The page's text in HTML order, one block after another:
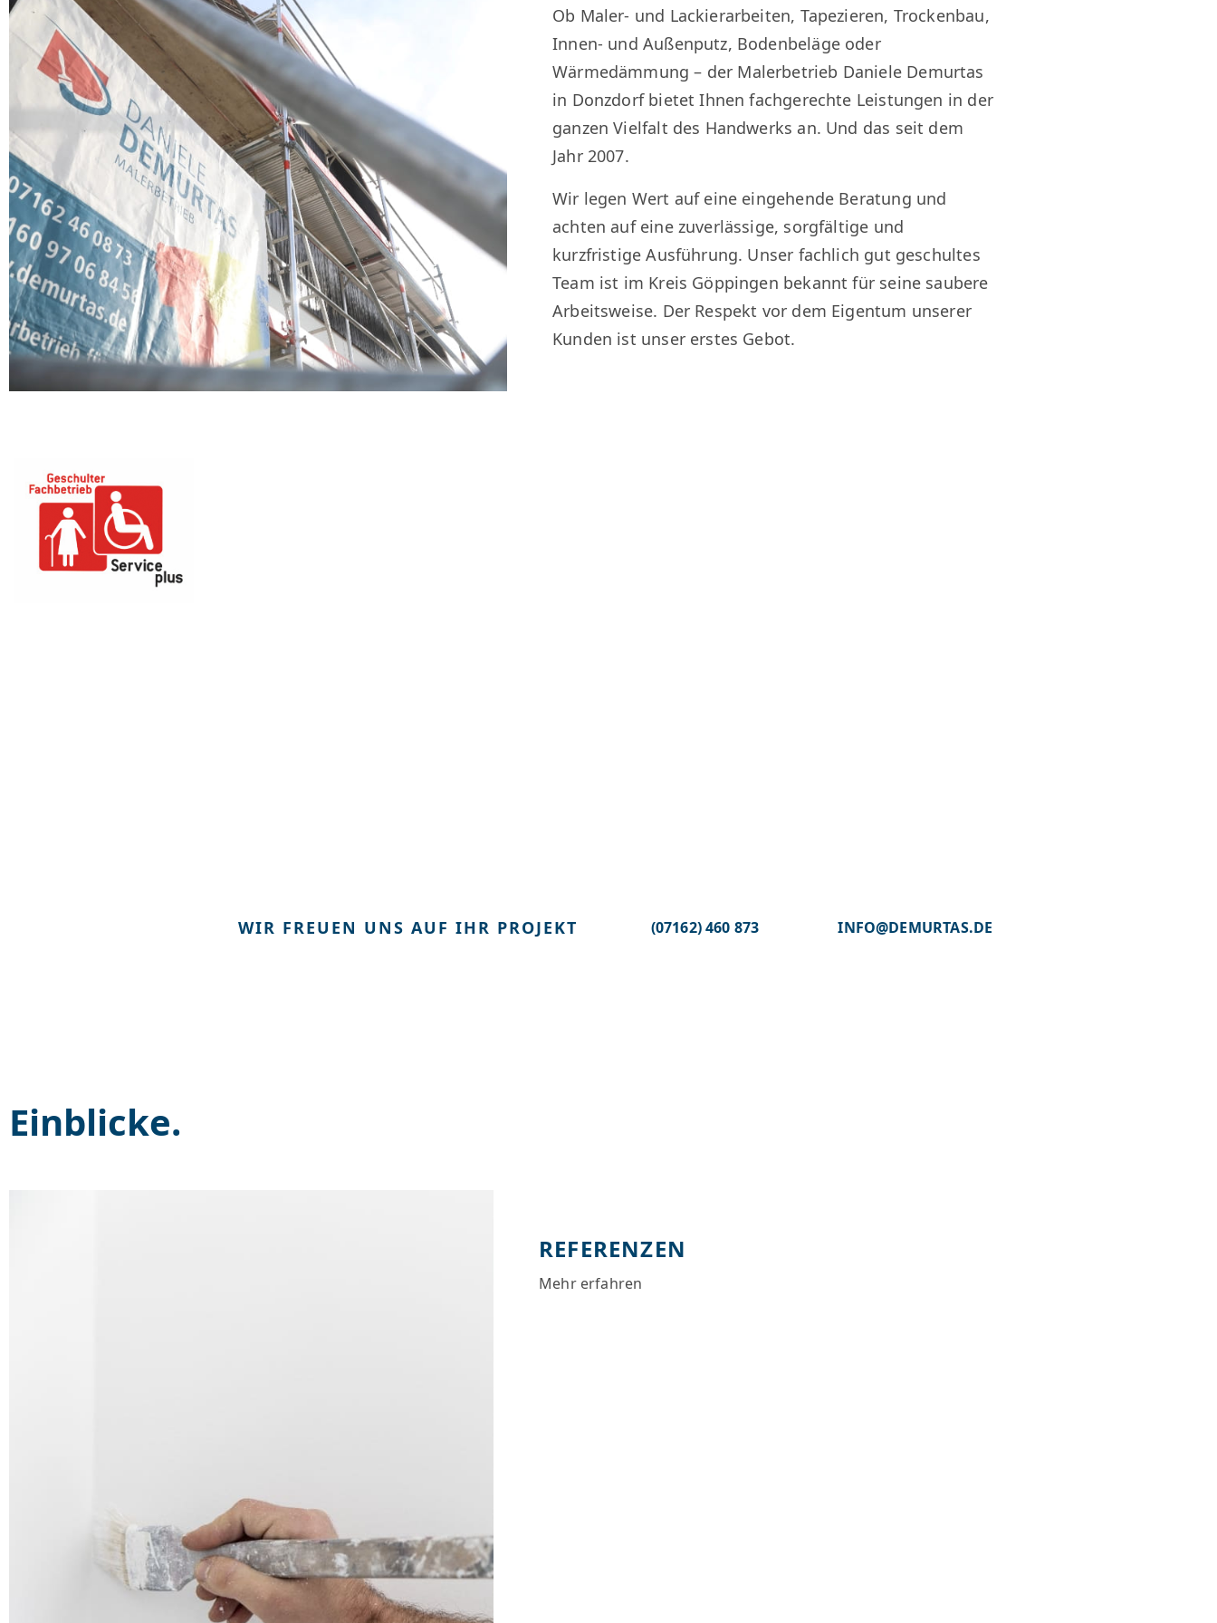
Ob Maler- und Lackierarbeiten, Tapezieren, Trockenbau,
Innen- und Außenputz, Bodenbeläge oder
Wärmedämmung – der Malerbetrieb Daniele Demurtas
in Donzdorf bietet Ihnen fachgerechte Leistungen in der
ganzen Vielfalt des Handwerks an. Und das seit dem
Jahr 2007.
Wir legen Wert auf eine eingehende Beratung und
achten auf eine zuverlässige, sorgfältige und
kurzfristige Ausführung. Unser fachlich gut geschultes
Team ist im Kreis Göppingen bekannt für seine saubere
Arbeitsweise. Der Respekt vor dem Eigentum unserer
Kunden ist unser erstes Gebot.
WIR FREUEN UNS AUF IHR PROJEKT (07162) 460 873 INFO@DEMURTAS.DE
Einblicke.
REFERENZEN
Mehr erfahren